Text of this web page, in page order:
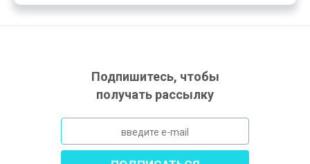
Подпишитесь, чтобы
получать рассылку